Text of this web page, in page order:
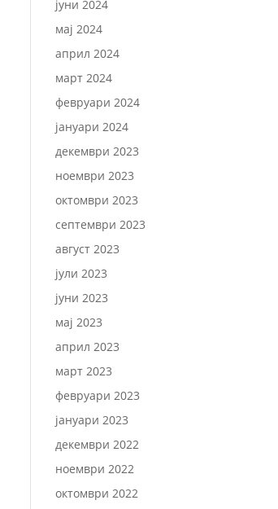
јуни 2024
мај 2024
април 2024
март 2024
февруари 2024
јануари 2024
декември 2023
ноември 2023
октомври 2023
септември 2023
август 2023
јули 2023
јуни 2023
мај 2023
април 2023
март 2023
февруари 2023
јануари 2023
декември 2022
ноември 2022
октомври 2022